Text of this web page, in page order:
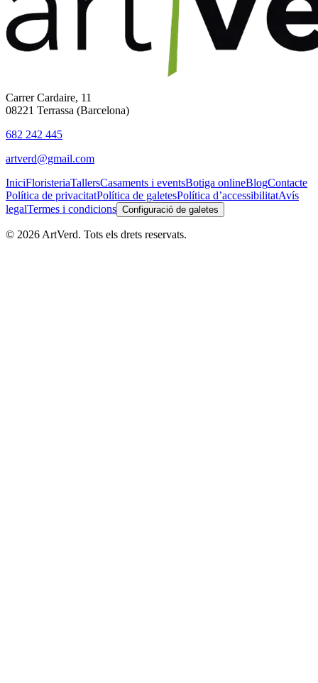
Carrer Cardaire, 11
08221 Terrassa (Barcelona)
682 242 445
artverd@gmail.com
IniciFloristeriaTallersCasaments i eventsBotiga onlineBlogContacte
Política de privacitatPolítica de galetesPolítica d’accessibilitatAvís
legalTermes i condicions Configuració de galetes
© 2026 ArtVerd. Tots els drets reservats.